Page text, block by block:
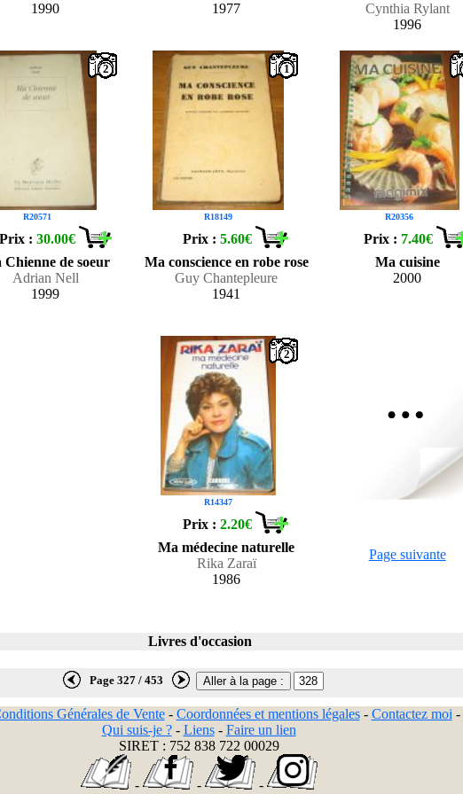
1990 1977
Cynthia Rylant
1996
R20571
2
Prix :30.00€
Chienne de soeur
Adrian Nell
1999
R18149
1
Prix :5.60€
Ma conscience en robe rose
Guy Chantepleure
1941
R20356
Prix : 7.40€
Ma cuisine
2000
R14347
2
Prix :2.20€
Ma médecine naturelle
Rika Zaraï
1986
Page suivante
Livres d'occasion
Page 327 / 453
Générales de Vente- Coordonnées et mentions légales- Contactez moi -
Qui suis-je ?- Liens- Faire un lien
SIRET : 752 838 722 00029
- - -